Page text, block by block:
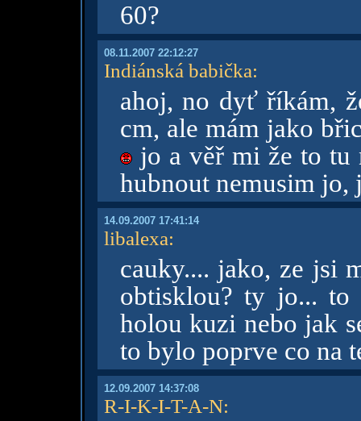
60?
08.11.2007 22:12:27
Indiánská babička:
ahoj, no dyť říkám,
cm, ale mám jako
jo a věř mi že to tu
hubnout nemusim
14.09.2007 17:41:14
libalexa:
cauky.... jako, ze jsi
obtisklou? ty jo...
holou kuzi nebo jak
to bylo poprve co na
12.09.2007 14:37:08
R-I-K-I-T-A-N: